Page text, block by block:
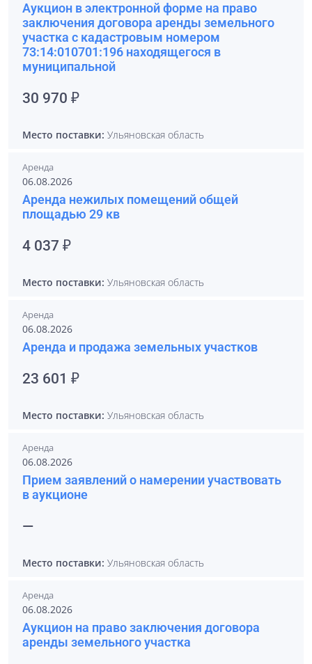
Аукцион в электронной форме на право
заключения договора аренды земельного
участка с кадастровым номером
73:14:010701:196 находящегося в
муниципальной
30 970 ₽
Место поставки: Ульяновская область
Аренда
06.08.2026
Аренда нежилых помещений общей
площадью 29 кв
4 037 ₽
Место поставки: Ульяновская область
Аренда
06.08.2026
Аренда и продажа земельных участков
23 601 ₽
Место поставки: Ульяновская область
Аренда
06.08.2026
Прием заявлений о намерении участвовать
в аукционе
—
Место поставки: Ульяновская область
Аренда
06.08.2026
Аукцион на право заключения договора
аренды земельного участка